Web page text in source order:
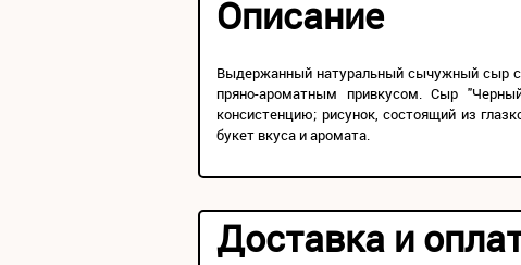
Описание
Выдержанный натуральный сычужный сыр
пряно-ароматным привкусом. Сыр
консистенцию; рисунок, состоящий из
букет вкуса и аромата.
Доставка и